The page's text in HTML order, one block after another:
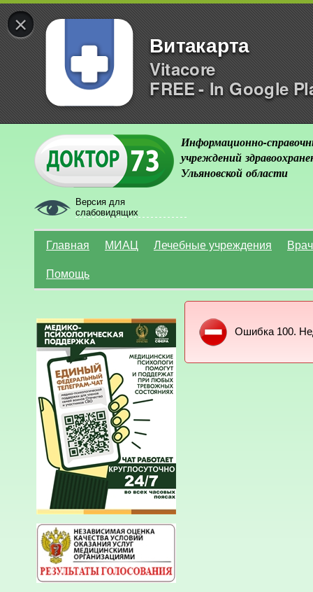
×
Витакарта
Vitacore
FREE - In Google
Версия для
слабовидящих
Информационно-
учреждений
Ульяновской области
Главная МИАЦ Лечебные учреждения
Помощь
Ошибка 100.